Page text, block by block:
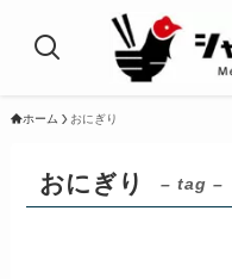
ホーム おにぎり
おにぎり – tag –